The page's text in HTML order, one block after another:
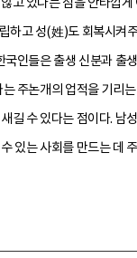
하고 성(姓)도 회복시켜
국인들은 출생 신분과 출
주논개의 업적을 기리
길 수 있다는 점이다. 남
있는 사회를 만드는 데